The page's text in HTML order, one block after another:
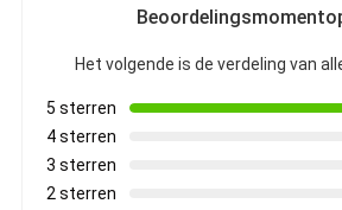
Het volgende is de verdeling van
5 sterren
4 sterren
3 sterren
2 sterren